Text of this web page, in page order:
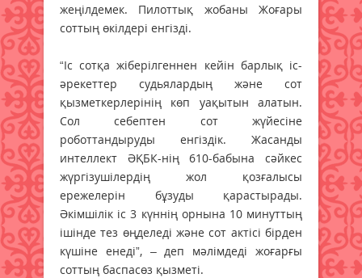
жеңілдемек. Пилоттық жобаны Жоғары
соттың өкілдері енгізді.
“Іс сотқа жіберілгеннен кейін барлық іс-
әрекеттер судьялардың және сот
қызметкерлерінің көп уақытын алатын.
Сол себептен сот жүйесіне
роботтандыруды енгіздік. Жасанды
интеллект ӘҚБК-нің 610-бабына сәйкес
жүргізушілердің жол қозғалысы
ережелерін бұзуды қарастырады.
Әкімшілік іс 3 күннің орнына 10 минуттың
ішінде тез өңделеді және сот актісі бірден
күшіне енеді”, – деп мәлімдеді жоғарғы
соттың баспасөз қызметі.